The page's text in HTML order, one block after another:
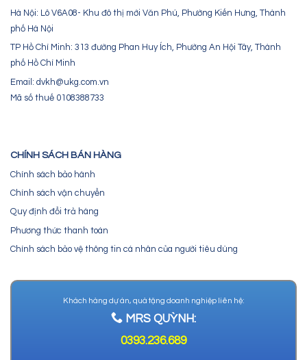
Hà Nội: Lô V6A08- Khu đô thị mới Văn Phú, Phường Kiến Hưng, Thành
phố Hà Nội
TP Hồ Chí Minh: 313 đường Phan Huy Ích, Phường An Hội Tây, Thành
phố Hồ Chí Minh
Email: dvkh@ukg.com.vn
Mã số thuế 0108388733
CHÍNH SÁCH BÁN HÀNG
Chính sách bảo hành
Chính sách vận chuyển
Quy định đổi trả hàng
Phương thức thanh toán
Chính sách bảo vệ thông tin cá nhân của người tiêu dùng
Khách hàng dự án, quà tặng doanh nghiệp liên hệ:
MRS QUỲNH:
0393.236.689